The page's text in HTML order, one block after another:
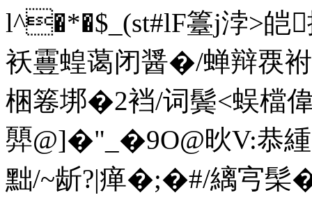
l^�*�$_(st#lF籉j浡>皑
袄霻蝗蔼闭醤�/蝉辩覄
梱箞垹�2裆/词鬓<蜈
顨@]�"_�9O@炚V:恭
黜/~龂?|瘅�;�#/縭宆